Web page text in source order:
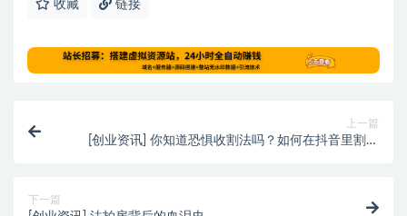
收藏 链接
上一篇
[创业资讯] 你知道恐惧收割法吗？如何在抖音里割韭
下一篇